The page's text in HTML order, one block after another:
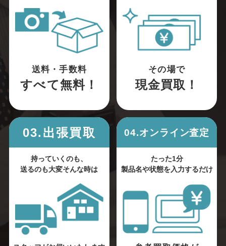
送料・手数料
すべて無料！
その場で
現金買取！
03.出張買取
持っていくのも、
送るのも大変そんな時は
04.オンライン査定
たった1分
製品名や状態を入力するだけ